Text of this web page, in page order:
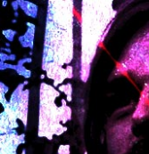
Unter dem Inhalt